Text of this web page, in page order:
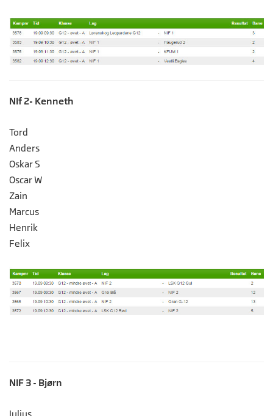
NIf 2- Kenneth
Tord
Anders
Oskar S
Oscar W
Zain
Marcus
Henrik
Felix
NIF 3 - Bjørn